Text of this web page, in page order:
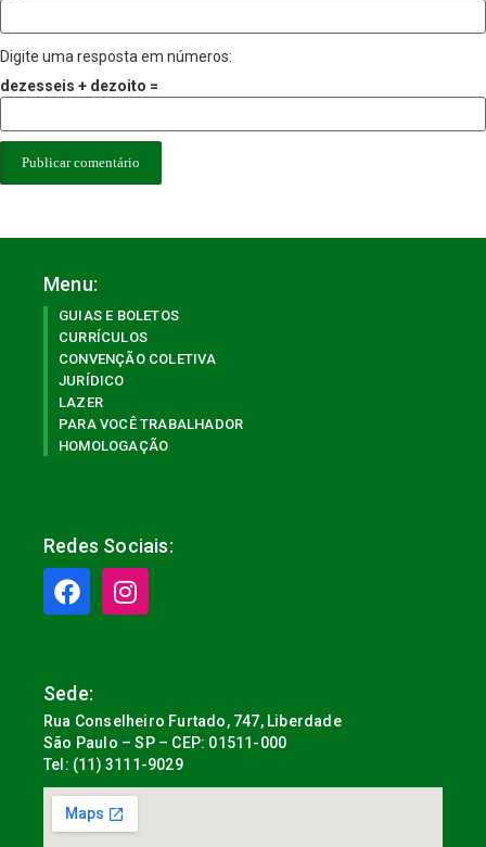
Digite uma resposta em números:
dezesseis + dezoito =
Menu:
GUIAS E BOLETOS
CURRÍCULOS
CONVENÇÃO COLETIVA
JURÍDICO
LAZER
PARA VOCÊ TRABALHADOR
HOMOLOGAÇÃO
Redes Sociais:
Sede:
Rua Conselheiro Furtado, 747, Liberdade
São Paulo – SP – CEP: 01511-000
Tel: (11) 3111-9029